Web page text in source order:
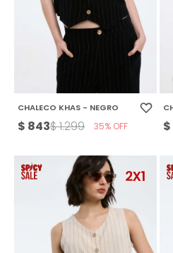
CHALECO KHAS - NEGRO
$ 843$1.299 35 $